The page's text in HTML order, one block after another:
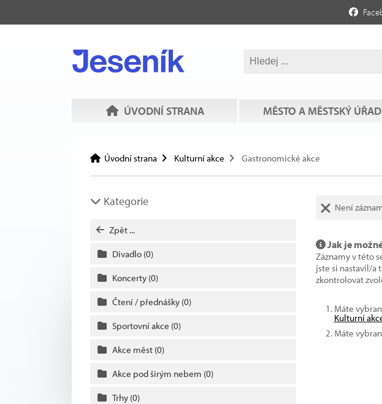
ÚVODNÍ STRANA MĚSTO A MĚSTSKÝ ÚŘAD
Úvodní strana Kulturní akce Gastronomické akce
Kategorie
Zpět ...
Divadlo (0)
Koncerty (0)
Čtení / přednášky (0)
Sportovní akce (0)
Akce měst (0)
Akce pod širým nebem (0)
Trhy (0)
Není
Jak je
Záznamy v této
jste si nastavil/a
zkontrolovat
Máte
Kulturní
Máte